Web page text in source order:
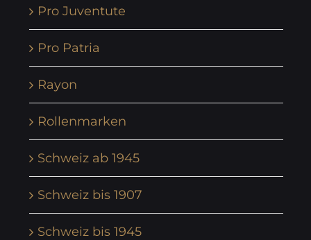
Pro Juventute
Pro Patria
Rayon
Rollenmarken
Schweiz ab 1945
Schweiz bis 1907
Schweiz bis 1945